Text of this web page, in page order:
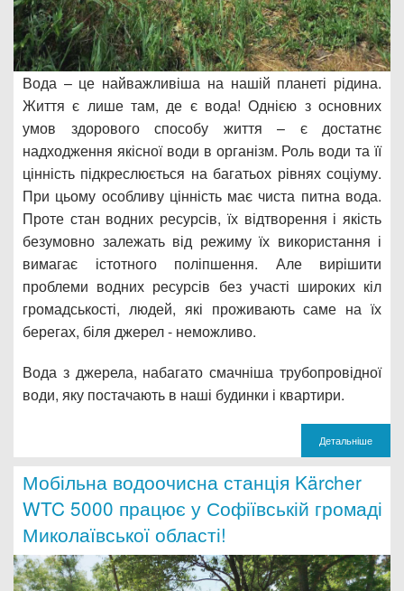
Вода – це найважливіша на нашій планеті рідина.
Життя є лише там, де є вода! Однією з основних
умов здорового способу життя – є достатнє
надходження якісної води в організм. Роль води та її
цінність підкреслюється на багатьох рівнях соціуму.
При цьому особливу цінність має чиста питна вода.
Проте стан водних ресурсів, їх відтворення і якість
безумовно залежать від режиму їх використання і
вимагає істотного поліпшення. Але вирішити
проблеми водних ресурсів без участі широких кіл
громадськості, людей, які проживають саме на їх
берегах, біля джерел - неможливо.
Вода з джерела, набагато смачніша трубопровідної
води, яку постачають в наші будинки і квартири.
Детальніше
Мобільна водоочисна станція Kärcher
WTC 5000 працює у Софіївській громаді
Миколаївської області!